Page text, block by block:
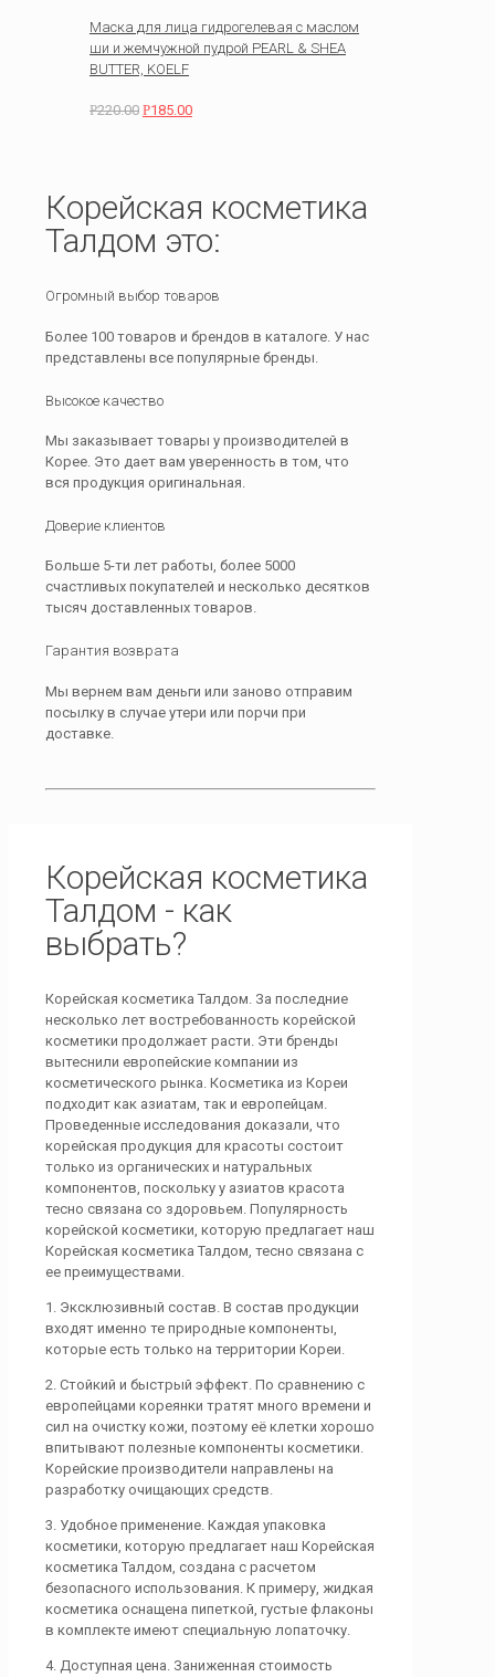
Маска для лица гидрогелевая с маслом
ши и жемчужной пудрой PEARL & SHEA
BUTTER, KOELF
Р220.00 Р185.00
Корейская косметика
Талдом это:
Огромный выбор товаров
Более 100 товаров и брендов в каталоге. У нас
представлены все популярные бренды.
Высокое качество
Мы заказывает товары у производителей в
Корее. Это дает вам уверенность в том, что
вся продукция оригинальная.
Доверие клиентов
Больше 5-ти лет работы, более 5000
счастливых покупателей и несколько десятков
тысяч доставленных товаров.
Гарантия возврата
Мы вернем вам деньги или заново отправим
посылку в случае утери или порчи при
доставке.
Корейская косметика
Талдом - как
выбрать?
Корейская косметика Талдом. За последние
несколько лет востребованность корейской
косметики продолжает расти. Эти бренды
вытеснили европейские компании из
косметического рынка. Косметика из Кореи
подходит как азиатам, так и европейцам.
Проведенные исследования доказали, что
корейская продукция для красоты состоит
только из органических и натуральных
компонентов, поскольку у азиатов красота
тесно связана со здоровьем. Популярность
корейской косметики, которую предлагает наш
Корейская косметика Талдом, тесно связана с
ее преимуществами.
1. Эксклюзивный состав. В состав продукции
входят именно те природные компоненты,
которые есть только на территории Кореи.
2. Стойкий и быстрый эффект. По сравнению с
европейцами кореянки тратят много времени и
сил на очистку кожи, поэтому её клетки хорошо
впитывают полезные компоненты косметики.
Корейские производители направлены на
разработку очищающих средств.
3. Удобное применение. Каждая упаковка
косметики, которую предлагает наш Корейская
косметика Талдом, создана с расчетом
безопасного использования. К примеру, жидкая
косметика оснащена пипеткой, густые флаконы
в комплекте имеют специальную лопаточку.
4. Доступная цена. Заниженная стоимость